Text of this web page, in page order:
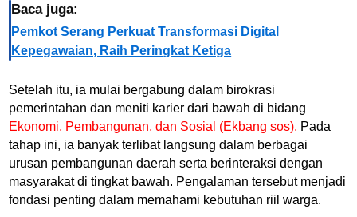
Baca juga:
Pemkot Serang Perkuat Transformasi Digital
Kepegawaian, Raih Peringkat Ketiga
Setelah itu, ia mulai bergabung dalam birokrasi
pemerintahan dan meniti karier dari bawah di bidang
Ekonomi, Pembangunan, dan Sosial (Ekbang sos). Pada
tahap ini, ia banyak terlibat langsung dalam berbagai
urusan pembangunan daerah serta berinteraksi dengan
masyarakat di tingkat bawah. Pengalaman tersebut menjadi
fondasi penting dalam memahami kebutuhan riil warga.